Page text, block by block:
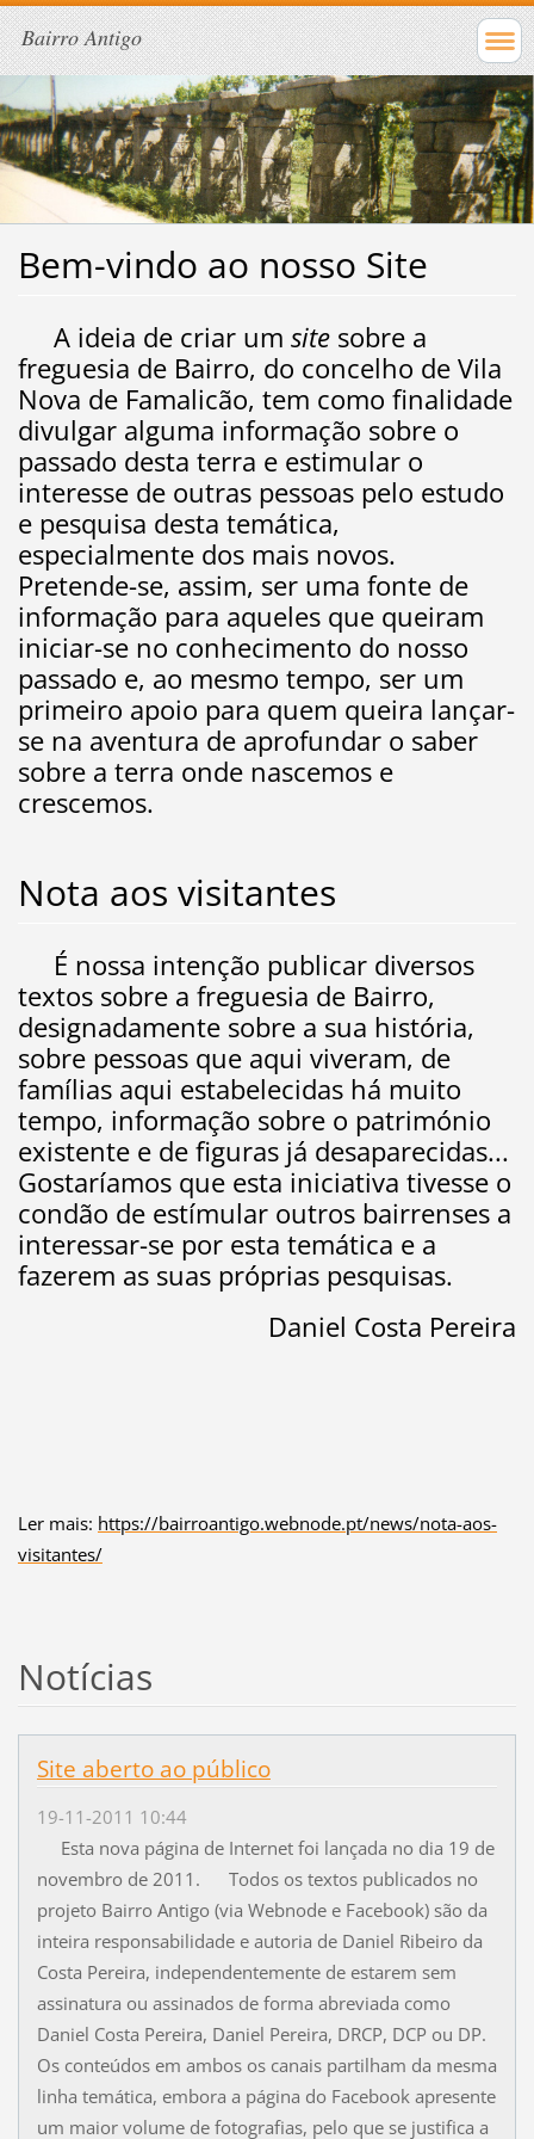
Bairro Antigo
Bem-vindo ao nosso Site
A ideia de criar um sitesobre a
freguesia de Bairro, do concelho de Vila
Nova de Famalicão, tem como finalidade
divulgar alguma informação sobre o
passado desta terra e estimular o
interesse de outras pessoas pelo estudo
e pesquisa desta temática,
especialmente dos mais novos.
Pretende-se, assim, ser uma fonte de
informação para aqueles que queiram
iniciar-se no conhecimento do nosso
passado e, ao mesmo tempo, ser um
primeiro apoio para quem queira lançar-
se na aventura de aprofundar o saber
sobre a terra onde nascemos e
crescemos.
Nota aos visitantes
É nossa intenção publicar diversos
textos sobre a freguesia de Bairro,
designadamente sobre a sua história,
sobre pessoas que aqui viveram, de
famílias aqui estabelecidas há muito
tempo, informação sobre o património
existente e de figuras já desaparecidas...
Gostaríamos que esta iniciativa tivesse o
condão de estímular outros bairrenses a
interessar-se por esta temática e a
fazerem as suas próprias pesquisas.
Daniel Costa Pereira
Ler mais: https://bairroantigo.webnode.pt/news/nota-aos-
visitantes/
Notícias
Site aberto ao público
19-11-2011 10:44
Esta nova página de Internet foi lançada no dia 19 de
novembro de 2011. Todos os textos publicados no
projeto Bairro Antigo (via Webnode e Facebook) são da
inteira responsabilidade e autoria de Daniel Ribeiro da
Costa Pereira, independentemente de estarem sem
assinatura ou assinados de forma abreviada como
Daniel Costa Pereira, Daniel Pereira, DRCP, DCP ou DP.
Os conteúdos em ambos os canais partilham da mesma
linha temática, embora a página do Facebook apresente
um maior volume de fotografias, pelo que se justifica a